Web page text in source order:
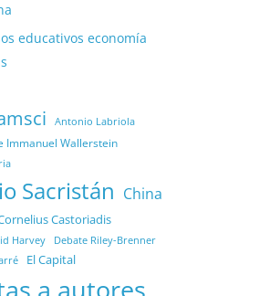
educativos economía
Antonio Labriola
Immanuel Wallerstein
Sacristán China
Castoriadis
Harvey Debate Riley-Brenner
El Capital